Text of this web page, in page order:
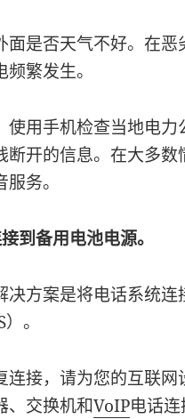
面是否天气不好。在
频繁发生。
使用手机检查当地电
断开的信息。在大多
务。
到备用电池电源。
决方案是将电话系统
）。
连接，请为您的互联网
、交换机和VoIP电话